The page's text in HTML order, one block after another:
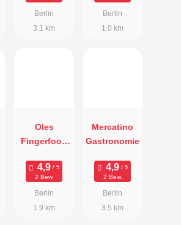
Berlin
3.1 km
Berlin
1.0 km
Oles
Fingerfood
2 Bew.
Berlin
1.9 km
Mercatino
Gastronomie
2 Bew.
Berlin
3.5 km